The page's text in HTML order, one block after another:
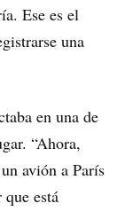
Ese es el
una
en una de
“Ahora,
avión a París
está